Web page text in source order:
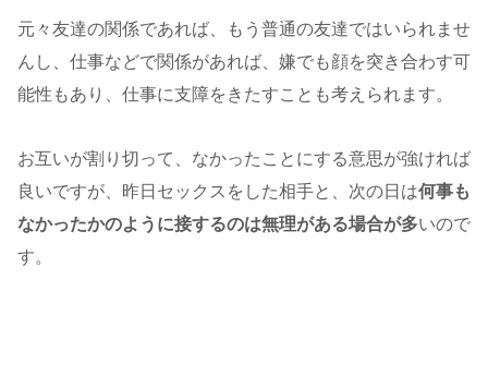
元々友達の関係であれば、もう普通の友達ではいられませ
んし、仕事などで関係があれば、嫌でも顔を突き合わす可
能性もあり、仕事に支障をきたすことも考えられます。
お互いが割り切って、なかったことにする意思が強ければ
良いですが、昨日セックスをした相手と、次の日は何事も
なかったかのように接するのは無理がある場合が多いので
す。